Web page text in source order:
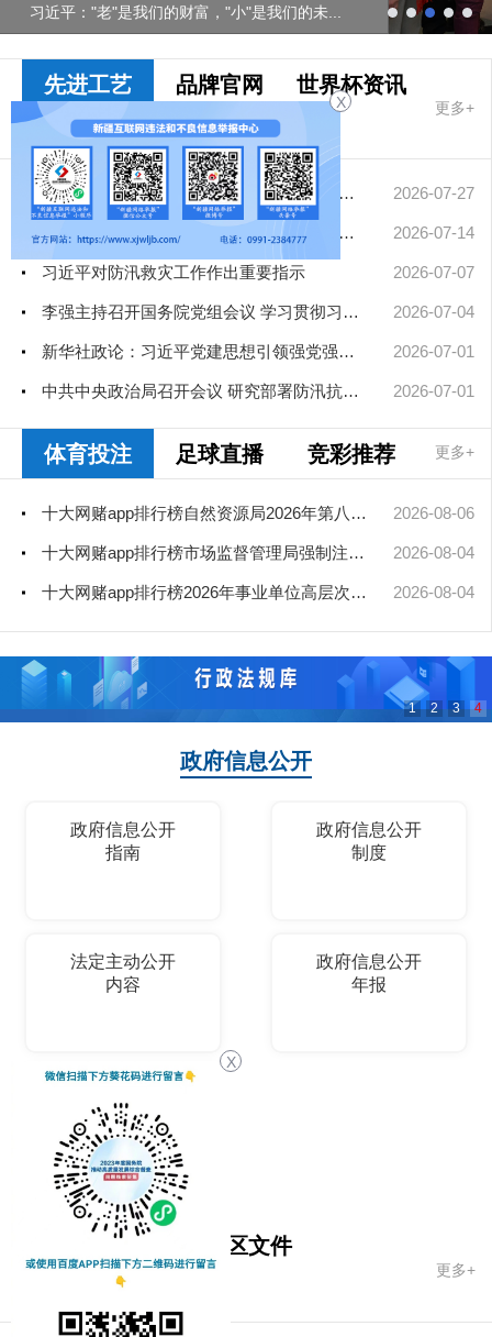
习近平："老"是我们的财富，"小"是我们的未...
先进工艺 品牌官网 世界杯资讯
十大网赌app
排行榜要闻
更多+
擦亮中华文明重要名片——习近平文化思想引领中国世界遗产申报保... 2026-07-27
凝聚起建设社会主义现代化新疆的磅礴力量——新疆各地认真学习贯... 2026-07-14
习近平对防汛救灾工作作出重要指示 2026-07-07
李强主持召开国务院党组会议 学习贯彻习近平总书记在庆祝中国共产... 2026-07-04
新华社政论：习近平党建思想引领强党强国新征程——写在中国共产... 2026-07-01
中共中央政治局召开会议 研究部署防汛抗旱工作 中共中央总书记习... 2026-07-01
体育投注 足球直播 竞彩推荐 更多+
十大网赌app排行榜自然资源局2026年第八次、第九次局长办公会审查通过矿业... 2026-08-06
十大网赌app排行榜市场监督管理局强制注销公司登记决定送达公告 2026-08-04
十大网赌app排行榜2026年事业单位高层次和急需紧缺人才引进（部分岗位）公... 2026-08-04
1 2 3 4
政府信息公开
政府信息公开
指南
政府信息公开
制度
法定主动公开
内容
政府信息公开
年报
国务院文件 自治区文件
市政府文件
更多+
X
X